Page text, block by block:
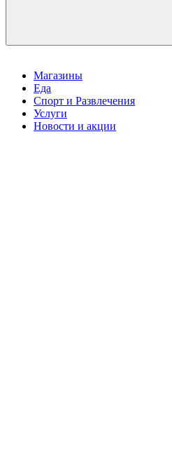
Магазины
Еда
Спорт и Развлечения
Услуги
Новости и акции